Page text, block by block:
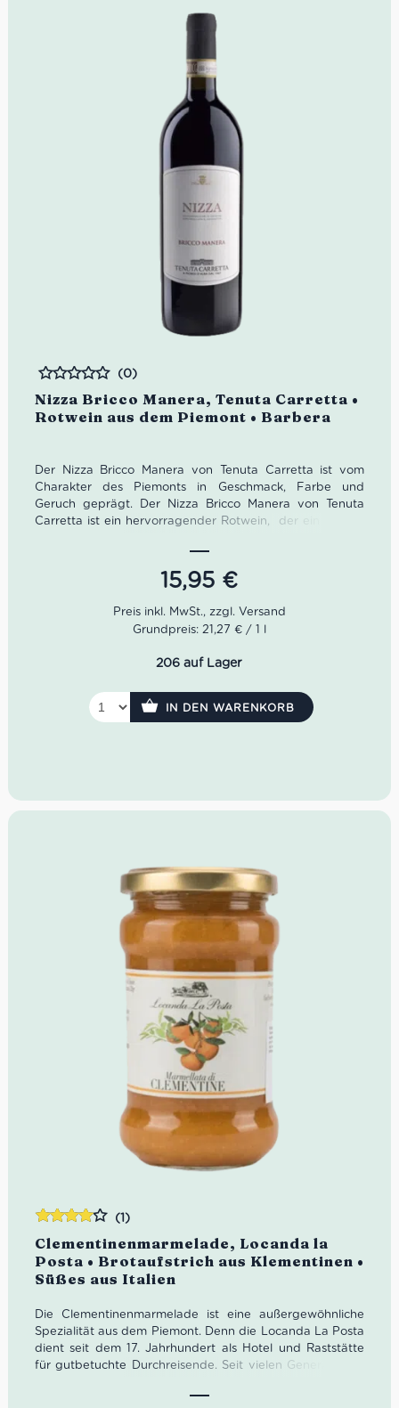
Nizza Bricco Manera, Tenuta Carretta •
Rotwein aus dem Piemont • Barbera
Bewertet
(0)
Der Nizza Bricco Manera von Tenuta Carretta ist vom
Charakter des Piemonts in Geschmack, Farbe und
Geruch geprägt. Der Nizza Bricco Manera von Tenuta
Carretta ist ein hervorragender Rotwein, der ein Projekt
Rotwein wird durch die Barbera Traube aus Mombaruzzo
wird bei Tenuta Carretta mit Fleiß, Herz und Seele
erfolgreich vermählt. Der Nizza Bricco Manera Rotwein
stammt aus Weinbergen in Mombaruzzo und spiegelt die
Aromen seiner Herkunft und besonders seinem Boden,
der Kalkstein und Tonhaltigen ist, unmissverständlich
Farbe: Intensives Rubinrot mit typischer violetten
Schattierung
15,95 €
Grundpreis: 21,27 € / 1 l
206 auf Lager
IN DEN WARENKORB
Clementinenmarmelade, Locanda la
Posta • Brotaufstrich aus Klementinen •
Süßes aus Italien
(1)
Die Clementinenmarmelade ist eine außergewöhnliche
Spezialität aus dem Piemont. Denn die Locanda La Posta
dient seit dem 17. Jahrhundert als Hotel und Raststätte
für gutbetuchte Durchreisende. Seit vielen Generationen
vorzüglichen Speisen und selbst kreierten Delikatessen
Bewertet
mit4.00
von 5